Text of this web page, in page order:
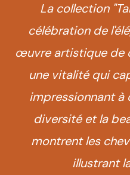
La collection
célébration de
œuvre artistique de
une vitalité qui
impressionnant à
diversité et la
montrent les
illustrant